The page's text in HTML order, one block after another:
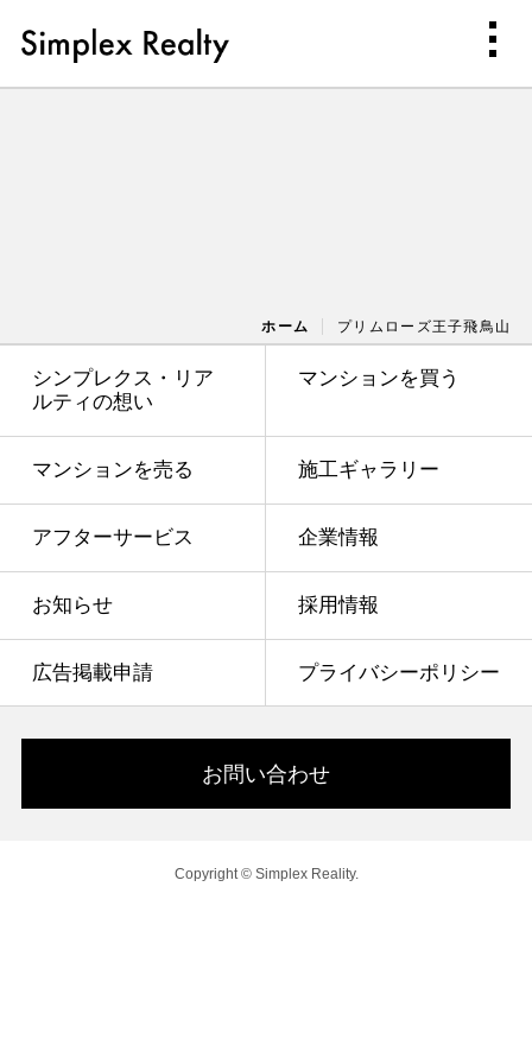
ホーム プリムローズ王子飛鳥山
シンプレクス・リア
ルティの想い
マンションを買う
マンションを売る 施工ギャラリー
アフターサービス 企業情報
お知らせ 採用情報
広告掲載申請 プライバシーポリシー
お問い合わせ
Copyright © Simplex Reality.